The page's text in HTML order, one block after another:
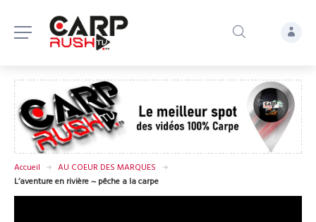
Accueil
AU COEUR DES MARQUES
L’aventure en rivière ~ pêche a la carpe